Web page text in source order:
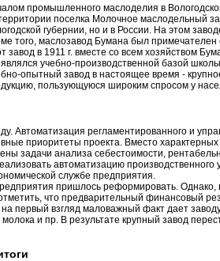
промышленного маслоделия в
поселка Молочное маслодельный
губернии, но и в России. На этом
того, маслозавод Бумана был
завод в 1911 г. вместе со всем хозяйством
являлся учебно-производственной базой
опытный завод в настоящее время -
пользующуюся широким спросом у
Автоматизация регламентированного и
приоритеты проекта. Вместо
задачи анализа себестоимости,
автоматизацию
службе предприятия.
пришлось реформировать.
что предварительный финансовый
на первый взгляд маловажный факт дает
молока и пр. В результате крупный завод